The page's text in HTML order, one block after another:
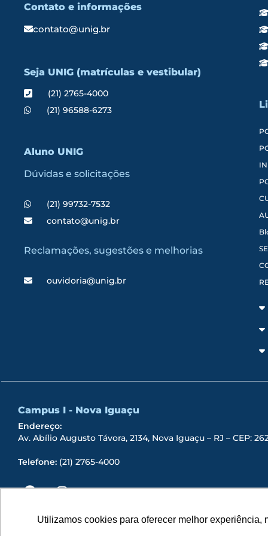
Utilizamos cookies para oferecer melhor
Contato e informações
contato@unig.br
Seja UNIG (matrículas e vestibular)
(21) 2765-4000
(21) 96588-6273
Aluno UNIG
Dúvidas e solicitações
(21) 99732-7532
contato@unig.br
Reclamações, sugestões e melhorias
ouvidoria@unig.br
Campus I - Nova Iguaçu
Endereço:
Av. Abílio Augusto Távora, 2134, Nova Iguaçu – RJ – CEP:
Telefone: (21) 2765-4000